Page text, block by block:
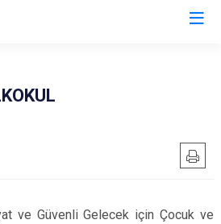
ve Güvenli Gelecek için Çocuk ve